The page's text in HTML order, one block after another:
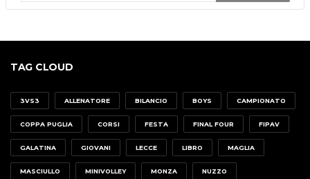
TAG CLOUD
3VS3 ALLENATORE BILANCIO BOYS CAMPIONATO
COPPA PUGLIA CORSI FESTA FINAL FOUR FIPAV
GALATINA GIOVANI LECCE LIBRO MAGLIA
MASCIULLO MINIVOLLEY MONZA NUZZO